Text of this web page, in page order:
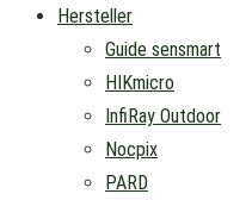
Hersteller
Guide sensmart
HIKmicro
InfiRay Outdoor
Nocpix
PARD